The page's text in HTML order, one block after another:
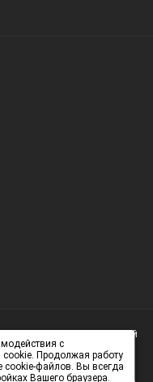
на то, что данный
характер и
офертой,
с
Продолжая работу
cookie-файлов. Вы всегда
Вашего браузера.